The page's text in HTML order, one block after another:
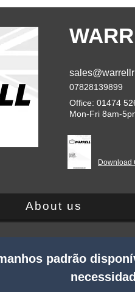
07828139899
Office: 01474
Mon-Fri 8am-
Download
About us
padrão